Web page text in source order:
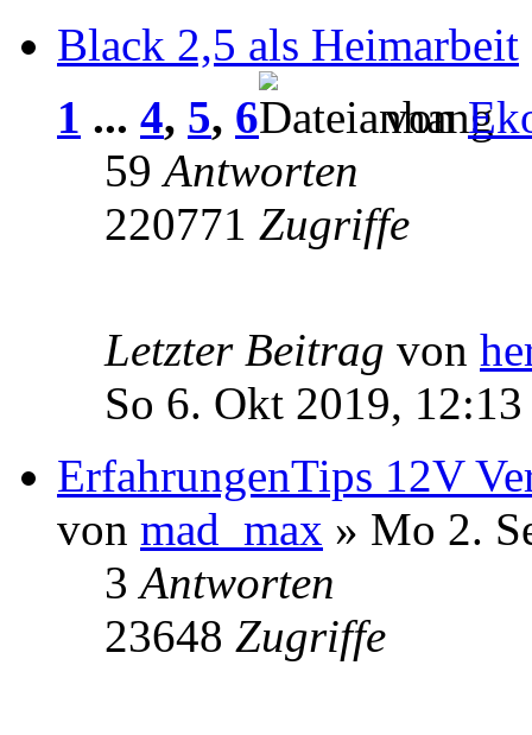
Black 2,5 als Heimarbeit
1 ... 4, 5, 6 von
59Antworten
220771 Zugriffe
Letzter Beitrag von
So 6. Okt 2019, 12:13
ErfahrungenTips 12V
von mad_max » Mo 2.
3Antworten
23648 Zugriffe